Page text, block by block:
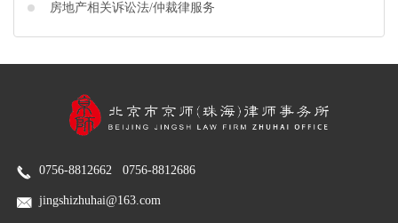
房地产相关诉讼法/仲裁律服务
0756-8812662 0756-8812686
jingshizhuhai@163.com